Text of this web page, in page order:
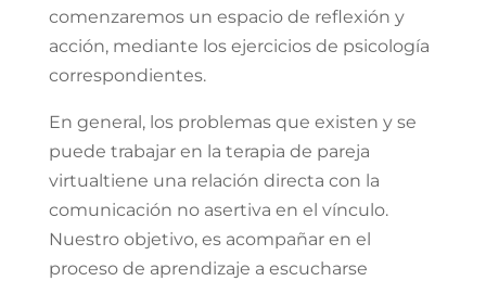
comenzaremos un espacio de reflexión y
acción, mediante los ejercicios de psicología
correspondientes.
En general, los problemas que existen y se
puede trabajar en la terapia de pareja
virtualtiene una relación directa con la
comunicación no asertiva en el vínculo.
Nuestro objetivo, es acompañar en el
proceso de aprendizaje a escucharse